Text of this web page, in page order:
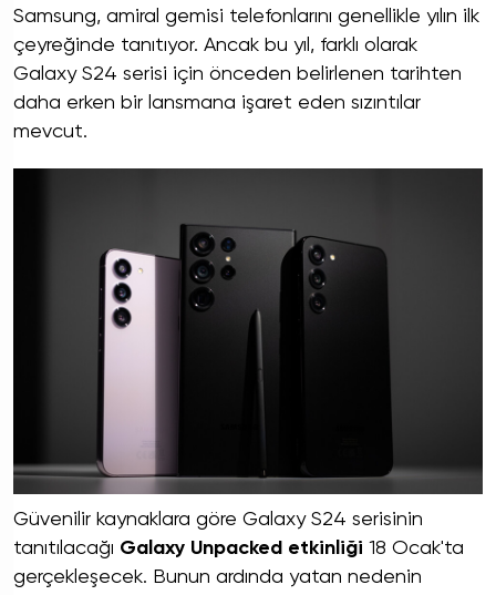
Samsung, amiral gemisi telefonlarını genellikle yılın ilk
çeyreğinde tanıtıyor. Ancak bu yıl, farklı olarak
Galaxy S24 serisi için önceden belirlenen tarihten
daha erken bir lansmana işaret eden sızıntılar
mevcut.
Güvenilir kaynaklara göre Galaxy S24 serisinin
tanıtılacağı Galaxy Unpacked etkinliği 18 Ocak'ta
gerçekleşecek. Bunun ardında yatan nedenin